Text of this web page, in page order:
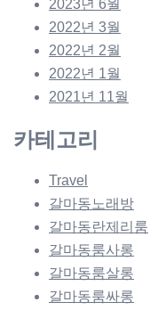
2023년 6월
2022년 3월
2022년 2월
2022년 1월
2021년 11월
카테고리
Travel
갈마동노래방
갈마동란제리룸
갈마동룸사롱
갈마동룸살롱
갈마동룸싸롱